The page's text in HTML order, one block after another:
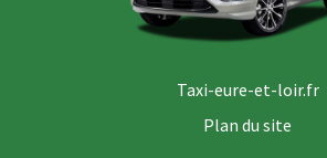
Taxi-eure-et-loir.fr
Plan du site